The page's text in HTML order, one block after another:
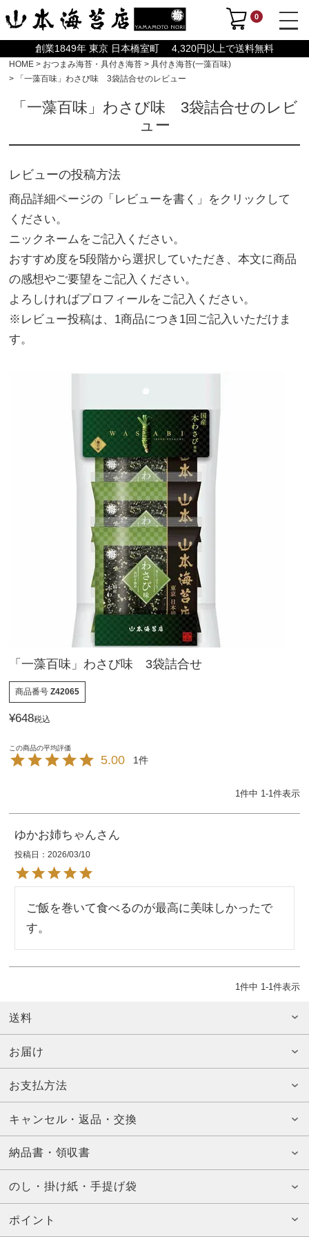
0
創業1849年 東京 日本橋室町 4,320円以上で送料無料
HOME おつまみ海苔・具付き海苔
具付き海苔(一藻百味)
「一藻百味」わさび味 3袋詰合せのレビュー
「一藻百味」わさび味 3袋詰合せのレビ
ュー
レビューの投稿方法
商品詳細ページの「レビューを書く」をクリックして
ください。
ニックネームをご記入ください。
おすすめ度を5段階から選択していただき、本文に商品
の感想やご要望をご記入ください。
よろしければプロフィールをご記入ください。
※レビュー投稿は、1商品につき1回ご記入いただけま
す。
「一藻百味」わさび味 3袋詰合せ
商品番号 Z42065
¥648税込
5.00 1
1件中 1-1件表示
ゆかお姉ちゃん
投稿日 2026/03/10
ご飯を巻いて食べるのが最高に美味しかったで
す。
1件中 1-1件表示
送料
お届け
お支払方法
キャンセル・返品・交換
納品書・領収書
のし・掛け紙・手提げ袋
ポイント